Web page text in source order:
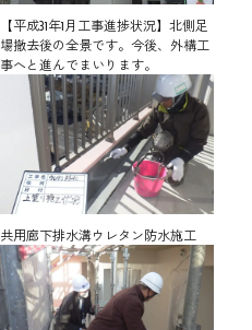
【平成31年1月工事進捗状況】北側足
場撤去後の全景です。今後、外構工
事へと進んでまいります。
共用廊下排水溝ウレタン防水施工